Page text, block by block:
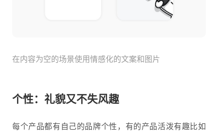
在内容为空的场景使用情感化的文案和图片
个性：礼貌又不失风趣
每个产品都有自己的品牌个性，有的产品活泼有趣比如